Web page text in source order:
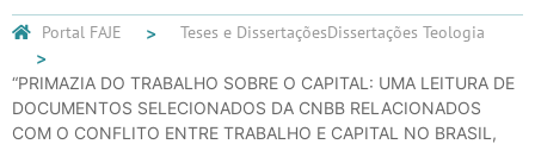
Portal FAJE Teses e DissertaçõesDissertações Teologia
“PRIMAZIA DO TRABALHO SOBRE O CAPITAL: UMA LEITURA DE
DOCUMENTOS SELECIONADOS DA CNBB RELACIONADOS
COM O CONFLITO ENTRE TRABALHO E CAPITAL NO BRASIL,